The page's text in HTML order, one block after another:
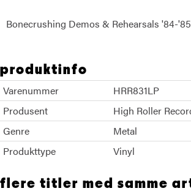
Bonecrushing Demos & Rehearsals '84-
produktinfo
Varenummer
HRR831LP
Produsent
High Roller
Genre
Metal
Produkttype
Vinyl
flere titler med samme